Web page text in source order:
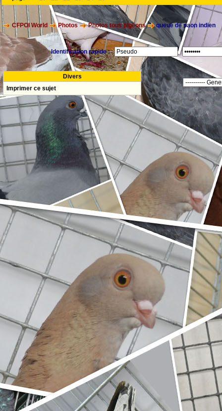
CFPOI World Photos Photos tous pigeons queue de paon indien
Identification rapide :
Divers
Imprimer ce sujet